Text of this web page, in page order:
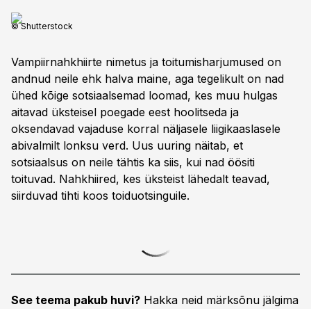
© Shutterstock
Vampiirnahkhiirte nimetus ja toitumisharjumused on
andnud neile ehk halva maine, aga tegelikult on nad
ühed kõige sotsiaalsemad loomad, kes muu hulgas
aitavad üksteisel poegade eest hoolitseda ja
oksendavad vajaduse korral näljasele liigikaaslasele
abivalmilt lonksu verd. Uus uuring näitab, et
sotsiaalsus on neile tähtis ka siis, kui nad öösiti
toituvad. Nahkhiired, kes üksteist lähedalt teavad,
siirduvad tihti koos toiduotsinguile.
See teema pakub huvi? Hakka neid märksõnu jälgima